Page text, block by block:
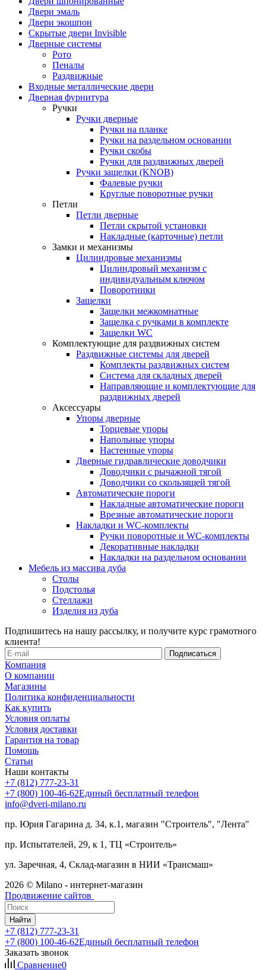
Двери эмаль
Двери экошпон
Скрытые двери Invisible
Дверные системы
Рото
Пеналы
Раздвижные
Входные металлические двери
Дверная фурнитура
Ручки
Ручки дверные
Ручки на планке
Ручки на раздельном основании
Ручки скобы
Ручки для раздвижных дверей
Ручки защелки (KNOB)
Фалевые ручки
Круглые поворотные ручки
Петли
Петли дверные
Петли скрытой установки
Накладные (карточные) петли
Замки и механизмы
Цилиндровые механизмы
Цилиндровый механизм с
индивидуальным ключом
Поворотники
Защелки
Защелки межкомнатные
Защелка с ручками в комплекте
Защелки WC
Комплектующие для раздвижных систем
Раздвижные системы для дверей
Комплекты раздвижных систем
Система для складных дверей
Направляющие и комплектующие для
раздвижных дверей
Аксессуары
Упоры дверные
Торцевые упоры
Напольные упоры
Настенные упоры
Дверные гидравлические доводчики
Доводчики с рычажной тягой
Доводчики со скользящей тягой
Автоматические пороги
Накладные автоматические пороги
Врезные автоматические пороги
Накладки и WC-комплекты
Ручки поворотные и WC-комплекты
Декоративные накладки
Накладки на раздельном основании
Мебель из массива дуба
Столы
Подстолья
Стеллажи
Изделия из дуба
Подпишитесь на нашу рассылку, и получите курс грамотного
клиента!
Компания
О компании
Магазины
Политика конфиденциальности
Как купить
Условия оплаты
Условия доставки
Гарантия на товар
Помощь
Статьи
Наши контакты
+7 (812) 777-23-31
+7 (800) 100-46-62Единый бесплатный телефон
info@dveri-milano.ru
пр. Юрия Гагарина д. 34, к.1, магазин "Строитель", "Лента"
пр. Испытателей, 29, к 1, ТЦ «Строитель»
ул. Заречная, 4, Склад-магазин в НИИ «Трансмаш»
2026 © Milano - интернет-магазин
Продвижение сайтов
Найти
+7 (812) 777-23-31
+7 (800) 100-46-62Единый бесплатный телефон
Заказать звонок
Сравнение0